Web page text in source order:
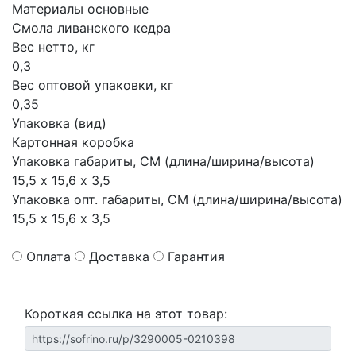
Материалы основные
Смола ливанского кедра
Вес нетто, кг
0,3
Вес оптовой упаковки, кг
0,35
Упаковка (вид)
Картонная коробка
Упаковка габариты, СМ (длина/ширина/высота)
15,5 х 15,6 х 3,5
Упаковка опт. габариты, СМ (длина/ширина/высота)
15,5 х 15,6 х 3,5
Оплата Доставка Гарантия
Короткая ссылка на этот товар: